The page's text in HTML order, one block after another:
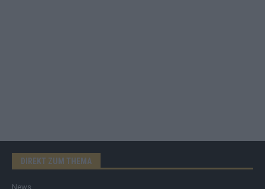
DIREKT ZUM THEMA
News